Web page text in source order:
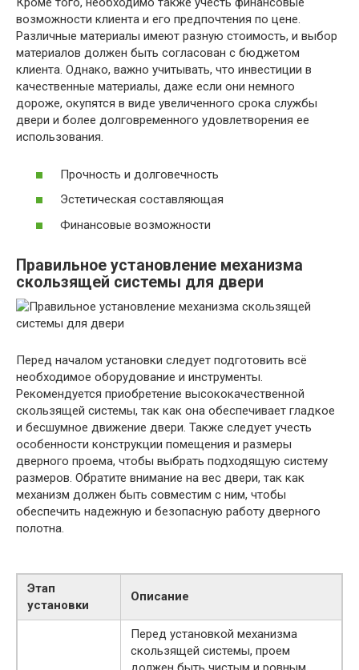
возможности клиента и его предпочтения по цене.
Различные материалы имеют разную стоимость, и выбор
материалов должен быть согласован с бюджетом
клиента. Однако, важно учитывать, что инвестиции в
качественные материалы, даже если они немного
дороже, окупятся в виде увеличенного срока службы
двери и более долговременного удовлетворения ее
использования.
Прочность и долговечность
Эстетическая составляющая
Финансовые возможности
Правильное установление механизма
скользящей системы для двери
Перед началом установки следует подготовить всё
необходимое оборудование и инструменты.
Рекомендуется приобретение высококачественной
скользящей системы, так как она обеспечивает гладкое
и бесшумное движение двери. Также следует учесть
особенности конструкции помещения и размеры
дверного проема, чтобы выбрать подходящую систему
размеров. Обратите внимание на вес двери, так как
механизм должен быть совместим с ним, чтобы
обеспечить надежную и безопасную работу дверного
полотна.
Этап
установки
Описание
Перед установкой механизма
скользящей системы, проем